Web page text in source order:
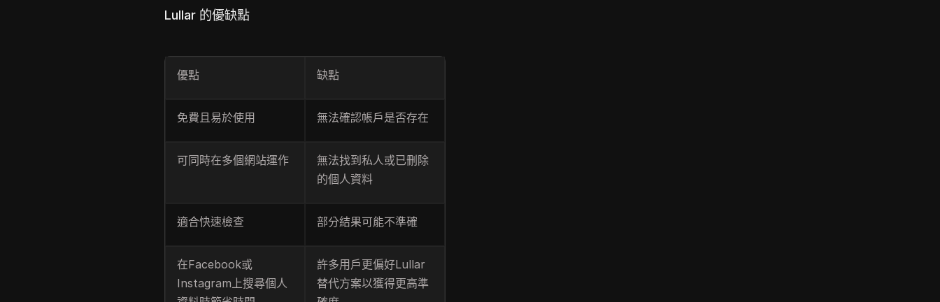
Lullar 的優缺點
優點 缺點
免費且易於使用 無法確認帳戶是否存在
可同時在多個網站運作
無法找到私人或已刪除
的個人資料
適合快速檢查 部分結果可能不準確
在Facebook或
Instagram上搜尋個人
許多用戶更偏好Lullar
替代方案以獲得更高準